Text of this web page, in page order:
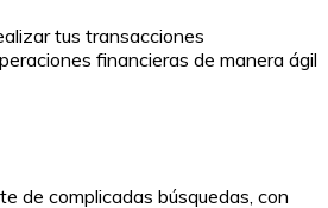
tus transacciones
financieras de manera ágil
de complicadas búsquedas, con